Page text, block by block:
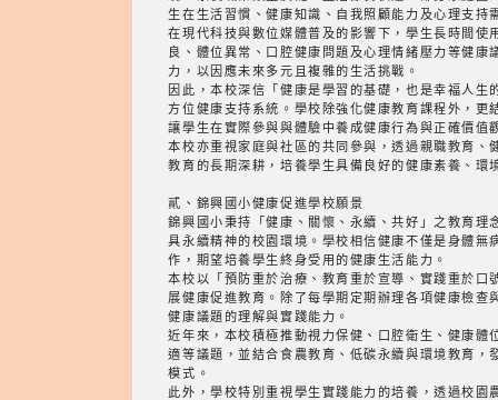
生在生活習慣、健康知識、自我照顧能力及心理支持
在現代科技與數位媒體普及的影響下，學生長時間
良、體位異常、口腔健康問題及心理情緒壓力等健
力，以因應未來多元且複雜的生活挑戰。
因此，本校深信「健康是學習的基礎，也是幸福人
方位健康支持系統。學校除強化健康教育課程外，
讓學生在實際參與與體驗中養成健康行為與正確價值
本校亦重視家庭與社區的共同參與，透過親職教育
教育的長期深耕，培養學生具備良好的健康素養、
貳、錦興國小健康促進學校願景
錦興國小秉持「健康、關懷、永續、共好」之教育
具永續精神的校園環境。學校相信健康不僅是身體
作，期望培養學生終身受用的健康生活能力。
本校以「預防重於治療、教育重於宣導、實踐重於
展健康促進教育。除了每學期定期辦理各項健康檢
健康議題的理解與實踐能力。
近年來，本校積極推動視力保健、口腔衛生、健康
適等議題，並結合食農教育、低碳永續與環境教育
模式。
此外，學校特別重視學生實踐能力的培養，透過校